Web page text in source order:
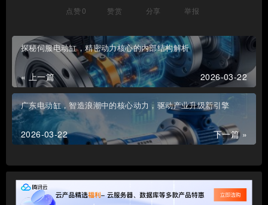
点赞0 赞赏 分享 举报
探秘伺服电动缸，精密动力核心的内部结构解析
« 上一篇 2026-03-22
广东电动缸，智造浪潮中的核心动力，驱动产业升级新引擎
下一篇 »
2026-03-22